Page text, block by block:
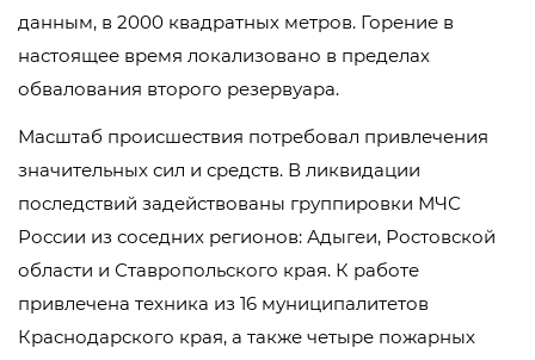
данным, в 2000 квадратных метров. Горение в
настоящее время локализовано в пределах
обвалования второго резервуара.
Масштаб происшествия потребовал привлечения
значительных сил и средств. В ликвидации
последствий задействованы группировки МЧС
России из соседних регионов: Адыгеи, Ростовской
области и Ставропольского края. К работе
привлечена техника из 16 муниципалитетов
Краснодарского края, а также четыре пожарных